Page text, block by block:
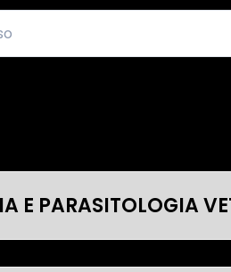
E PARASITOLOGIA